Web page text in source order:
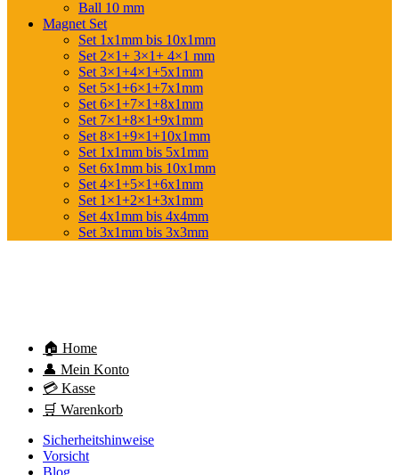
Ball 10 mm
Magnet Set
Set 1x1mm bis 10x1mm
Set 2×1+ 3×1+ 4×1 mm
Set 3×1+4×1+5x1mm
Set 5×1+6×1+7x1mm
Set 6×1+7×1+8x1mm
Set 7×1+8×1+9x1mm
Set 8×1+9×1+10x1mm
Set 1x1mm bis 5x1mm
Set 6x1mm bis 10x1mm
Set 4×1+5×1+6x1mm
Set 1×1+2×1+3x1mm
Set 4x1mm bis 4x4mm
Set 3x1mm bis 3x3mm
🏠 Home
👤 Mein Konto
💳 Kasse
🛒 Warenkorb
Sicherheitshinweise
Vorsicht
Blog